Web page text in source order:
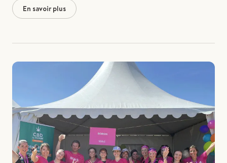
En savoir plus